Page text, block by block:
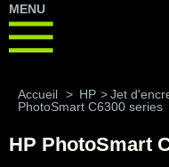
MENU
Accueil > HP >Jet
PhotoSmart C6300 series
HP PhotoSmart